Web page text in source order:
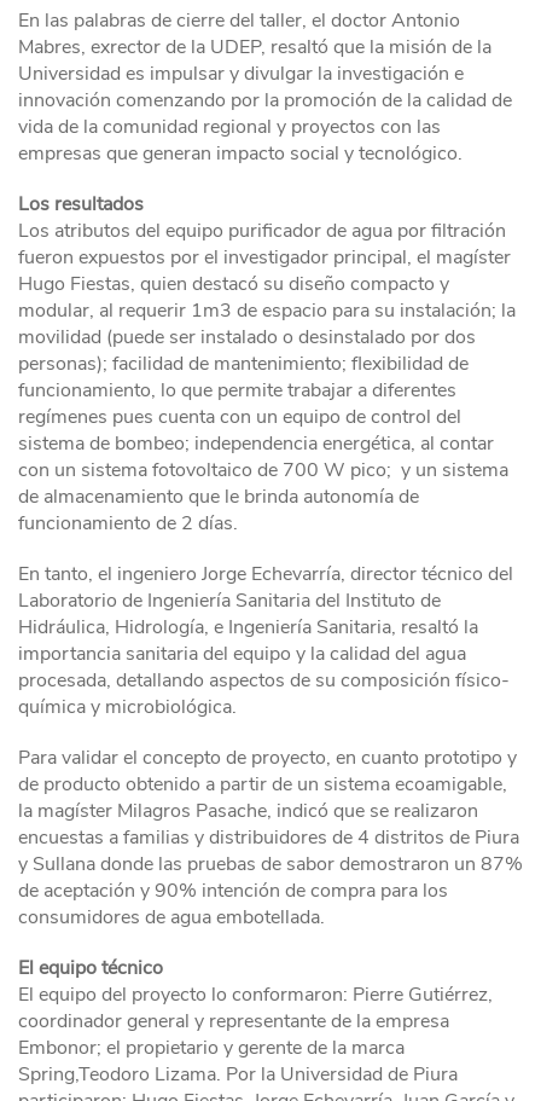
En las palabras de cierre del taller, el doctor Antonio
Mabres, exrector de la UDEP, resaltó que la misión de la
Universidad es impulsar y divulgar la investigación e
innovación comenzando por la promoción de la calidad de
vida de la comunidad regional y proyectos con las
empresas que generan impacto social y tecnológico.
Los resultados
Los atributos del equipo purificador de agua por filtración
fueron expuestos por el investigador principal, el magíster
Hugo Fiestas, quien destacó su diseño compacto y
modular, al requerir 1m3 de espacio para su instalación; la
movilidad (puede ser instalado o desinstalado por dos
personas); facilidad de mantenimiento; flexibilidad de
funcionamiento, lo que permite trabajar a diferentes
regímenes pues cuenta con un equipo de control del
sistema de bombeo; independencia energética, al contar
con un sistema fotovoltaico de 700 W pico; y un sistema
de almacenamiento que le brinda autonomía de
funcionamiento de 2 días.
En tanto, el ingeniero Jorge Echevarría, director técnico del
Laboratorio de Ingeniería Sanitaria del Instituto de
Hidráulica, Hidrología, e Ingeniería Sanitaria, resaltó la
importancia sanitaria del equipo y la calidad del agua
procesada, detallando aspectos de su composición físico-
química y microbiológica.
Para validar el concepto de proyecto, en cuanto prototipo y
de producto obtenido a partir de un sistema ecoamigable,
la magíster Milagros Pasache, indicó que se realizaron
encuestas a familias y distribuidores de 4 distritos de Piura
y Sullana donde las pruebas de sabor demostraron un 87%
de aceptación y 90% intención de compra para los
consumidores de agua embotellada.
El equipo técnico
El equipo del proyecto lo conformaron: Pierre Gutiérrez,
coordinador general y representante de la empresa
Embonor; el propietario y gerente de la marca
Spring,Teodoro Lizama. Por la Universidad de Piura